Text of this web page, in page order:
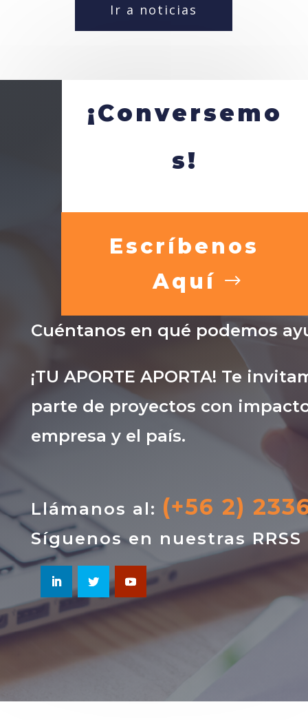
Ir a noticias
¡Conversemo
s!
Escríbenos
Aquí
Cuéntanos en qué podemos
¡TU APORTE APORTA! Te
parte de proyectos con
empresa y el país.
Llámanos al: (+56 2)
Síguenos en nuestras RRSS